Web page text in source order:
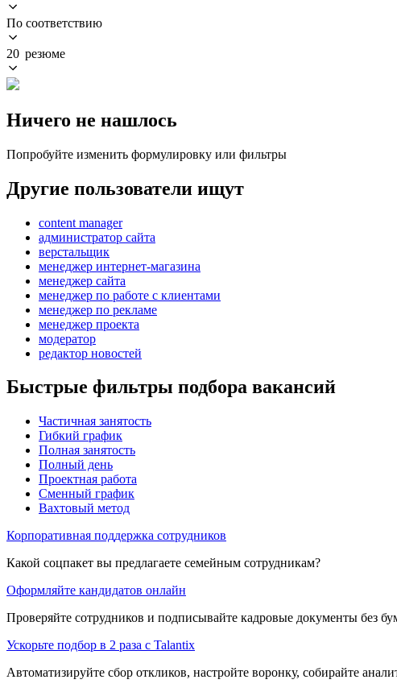
По соответствию
20 резюме
Ничего не нашлось
Попробуйте изменить формулировку или фильтры
Другие пользователи ищут
content manager
администратор сайта
верстальщик
менеджер интернет-магазина
менеджер сайта
менеджер по работе с клиентами
менеджер по рекламе
менеджер проекта
модератор
редактор новостей
Быстрые фильтры подбора вакансий
Частичная занятость
Гибкий график
Полная занятость
Полный день
Проектная работа
Сменный график
Вахтовый метод
Корпоративная поддержка сотрудников
Какой соцпакет вы предлагаете семейным сотрудникам?
Оформляйте кандидатов онлайн
Проверяйте сотрудников и подписывайте кадровые документы без
Ускорьте подбор в 2 раза с Talantix
Автоматизируйте сбор откликов, настройте воронку, собирайте